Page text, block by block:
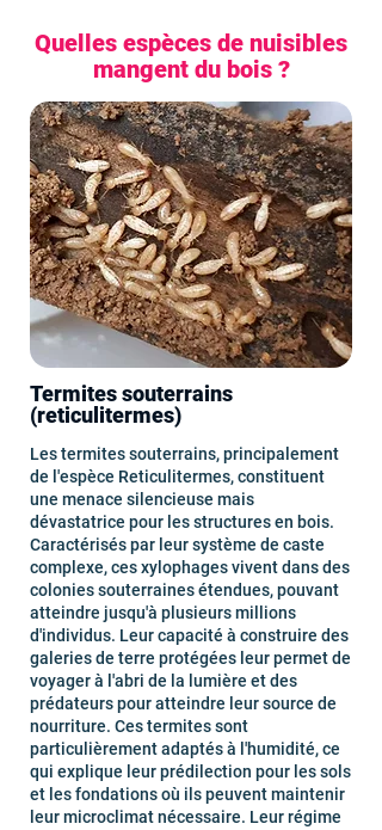
Quelles espèces de nuisibles
mangent du bois ?
Termites souterrains
(reticulitermes)
Les termites souterrains, principalement
de l'espèce Reticulitermes, constituent
une menace silencieuse mais
dévastatrice pour les structures en bois.
Caractérisés par leur système de caste
complexe, ces xylophages vivent dans des
colonies souterraines étendues, pouvant
atteindre jusqu'à plusieurs millions
d'individus. Leur capacité à construire des
galeries de terre protégées leur permet de
voyager à l'abri de la lumière et des
prédateurs pour atteindre leur source de
nourriture. Ces termites sont
particulièrement adaptés à l'humidité, ce
qui explique leur prédilection pour les sols
et les fondations où ils peuvent maintenir
leur microclimat nécessaire. Leur régime